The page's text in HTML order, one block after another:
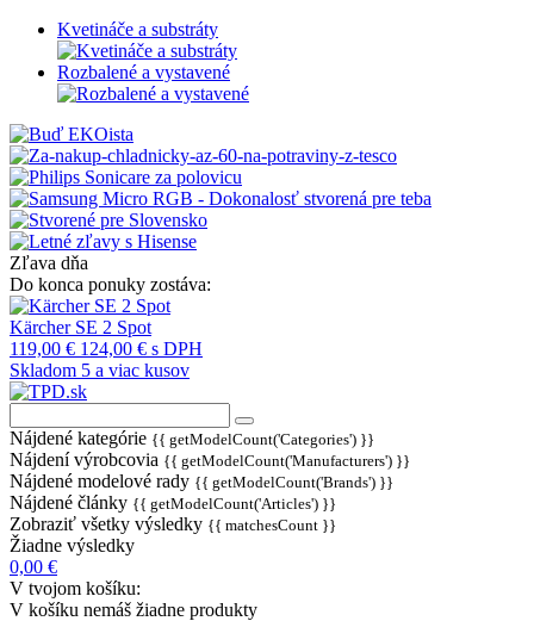
Kvetináče a substráty
Rozbalené a vystavené
Zľava dňa
Do konca ponuky zostáva:
Kärcher SE 2 Spot
119,00 € 124,00 € s DPH
Skladom 5 a viac kusov
Nájdené kategórie {{ getModelCount('Categories') }}
Nájdení výrobcovia {{ getModelCount('Manufacturers') }}
Nájdené modelové rady {{ getModelCount('Brands') }}
Nájdené články {{ getModelCount('Articles') }}
Zobraziť všetky výsledky {{ matchesCount }}
Žiadne výsledky
0,00 €
V tvojom košíku:
V košíku nemáš žiadne produkty